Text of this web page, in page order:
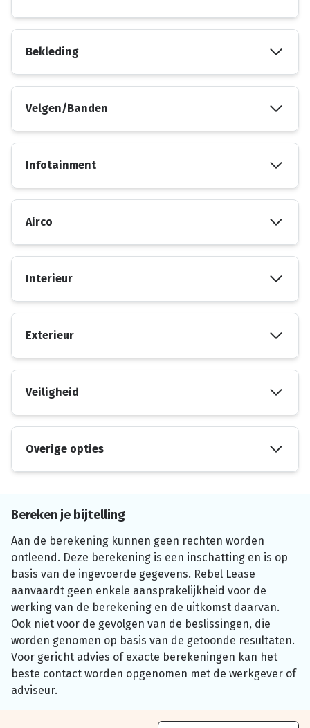
Bekleding
Velgen/Banden
Infotainment
Airco
Interieur
Exterieur
Veiligheid
Overige opties
Bereken je bijtelling
Aan de berekening kunnen geen rechten worden
ontleend. Deze berekening is een inschatting en is op
basis van de ingevoerde gegevens. Rebel Lease
aanvaardt geen enkele aansprakelijkheid voor de
werking van de berekening en de uitkomst daarvan.
Ook niet voor de gevolgen van de beslissingen, die
worden genomen op basis van de getoonde resultaten.
Voor gericht advies of exacte berekeningen kan het
beste contact worden opgenomen met de werkgever of
adviseur.